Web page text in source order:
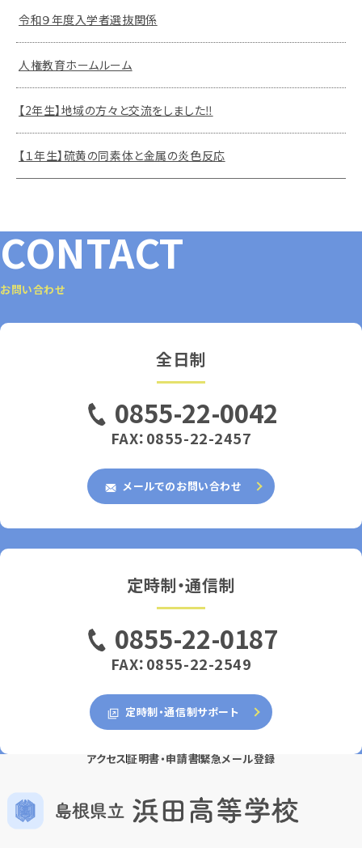
令和９年度入学者選抜関係
人権教育ホームルーム
【2年生】地域の方々と交流をしました‼
【１年生】硫黄の同素体と金属の炎色反応
CONTACT
お問い合わせ
全日制
0855-22-0042
FAX：0855-22-2457
メールでのお問い合わせ
定時制・通信制
0855-22-0187
FAX：0855-22-2549
定時制・通信制サポート
アクセス証明書・申請書緊急メール登録